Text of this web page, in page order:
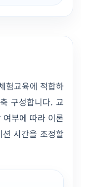
험교육에 적합하
구성합니다. 교
부에 따라 이론
시간을 조정할